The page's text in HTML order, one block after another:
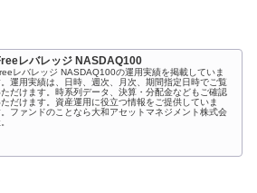
レバレッジ NASDAQ100
レバレッジ NASDAQ100の運用実績を掲載していま
運用実績は、日時、週次、月次、期間指定日時でご覧
だけます。時系列データ、決算・分配金などもご確認
だけます。資産運用に役立つ情報をご提供していま
ファンドのことなら大和アセットマネジメント株式会